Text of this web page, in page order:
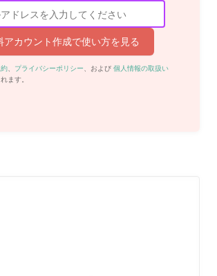
アカウント作成で使い方を見る
プライバシーポリシー 、および 個人情報の取扱い
ます。